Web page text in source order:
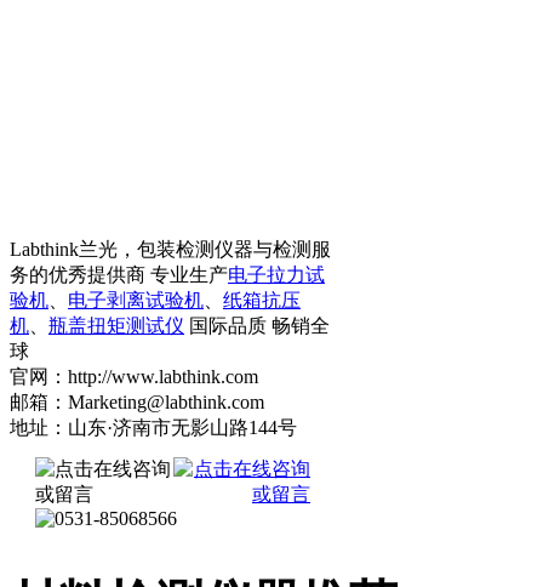
Labthink兰光，包装检测仪器与检测服
务的优秀提供商 专业生产电子拉力试
验机
电子剥离试验机
纸箱抗压
机
瓶盖扭矩测试仪 国际品质 畅销全
球
官网：http://www.labthink.com
邮箱：Marketing@labthink.com
地址：山东·济南市无影山路144号